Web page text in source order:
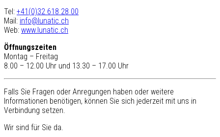
Tel: +41(0)32 618 28 00
Mail: info@lunatic.ch
Web: www.lunatic.ch
Öffnungszeiten
Montag – Freitag
8.00 – 12.00 Uhr und 13.30 – 17.00 Uhr
Falls Sie Fragen oder Anregungen haben oder weitere
Informationen benötigen, können Sie sich jederzeit mit uns in
Verbindung setzen.
Wir sind für Sie da.